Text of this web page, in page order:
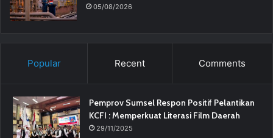
05/08/2026
Popular Recent Comments
Pemprov Sumsel Respon Positif Pelantikan
KCFI : Memperkuat Literasi Film Daerah
29/11/2025